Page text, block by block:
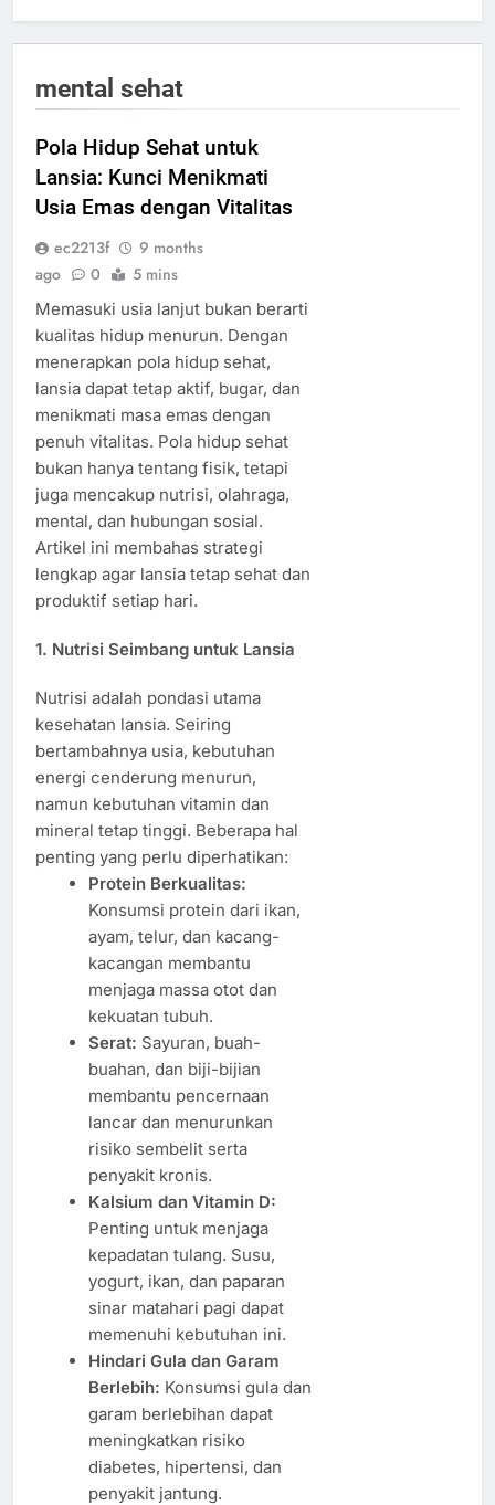
mental sehat
Pola Hidup Sehat untuk
Lansia: Kunci Menikmati
Usia Emas dengan Vitalitas
ec2213f
9 months
ago
0 5 mins
Memasuki usia lanjut bukan berarti
kualitas hidup menurun. Dengan
menerapkan pola hidup sehat,
lansia dapat tetap aktif, bugar, dan
menikmati masa emas dengan
penuh vitalitas. Pola hidup sehat
bukan hanya tentang fisik, tetapi
juga mencakup nutrisi, olahraga,
mental, dan hubungan sosial.
Artikel ini membahas strategi
lengkap agar lansia tetap sehat dan
produktif setiap hari.
1. Nutrisi Seimbang untuk Lansia
Nutrisi adalah pondasi utama
kesehatan lansia. Seiring
bertambahnya usia, kebutuhan
energi cenderung menurun,
namun kebutuhan vitamin dan
mineral tetap tinggi. Beberapa hal
penting yang perlu diperhatikan:
Protein Berkualitas:
Konsumsi protein dari ikan,
ayam, telur, dan kacang-
kacangan membantu
menjaga massa otot dan
kekuatan tubuh.
Serat: Sayuran, buah-
buahan, dan biji-bijian
membantu pencernaan
lancar dan menurunkan
risiko sembelit serta
penyakit kronis.
Kalsium dan Vitamin D:
Penting untuk menjaga
kepadatan tulang. Susu,
yogurt, ikan, dan paparan
sinar matahari pagi dapat
memenuhi kebutuhan ini.
Hindari Gula dan Garam
Berlebih: Konsumsi gula dan
garam berlebihan dapat
meningkatkan risiko
diabetes, hipertensi, dan
penyakit jantung.